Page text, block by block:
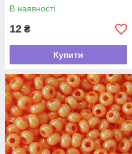
В наявності
12 ₴
Купити